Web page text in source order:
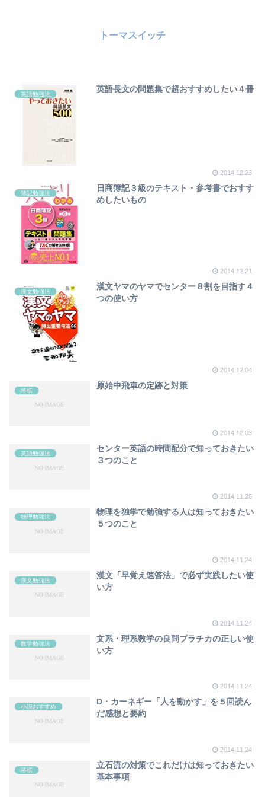
トーマスイッチ
英語勉強法
英語長文の問題集で超おすすめしたい４冊
2014.12.23
簿記勉強法
日商簿記３級のテキスト・参考書でおすす
めしたいもの
2014.12.21
漢文勉強法
漢文ヤマのヤマでセンター８割を目指す４
つの使い方
2014.12.04
将棋
原始中飛車の定跡と対策
2014.12.03
英語勉強法
センター英語の時間配分で知っておきたい
３つのこと
2014.11.26
物理勉強法
物理を独学で勉強する人は知っておきたい
５つのこと
2014.11.24
漢文勉強法
漢文「早覚え速答法」で必ず実践したい使
い方
2014.11.24
数学勉強法
文系・理系数学の良問プラチカの正しい使
い方
2014.11.24
小説おすすめ
D・カーネギー「人を動かす」を５回読ん
だ感想と要約
2014.11.24
将棋
立石流の対策でこれだけは知っておきたい
基本事項